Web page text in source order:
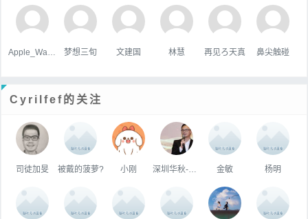
梦想三旬 文建国 林慧 再见ろ天真 鼻尖触碰
Cyrilfef的关注
司徒加旻 被戴的菠萝? 小刚 金敏 杨明